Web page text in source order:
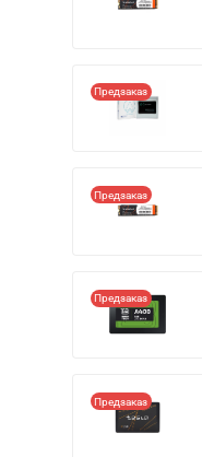
Предзаказ
Предзаказ
Предзаказ
Предзаказ